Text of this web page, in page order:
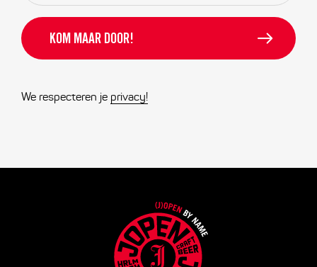
We respecteren je privacy!